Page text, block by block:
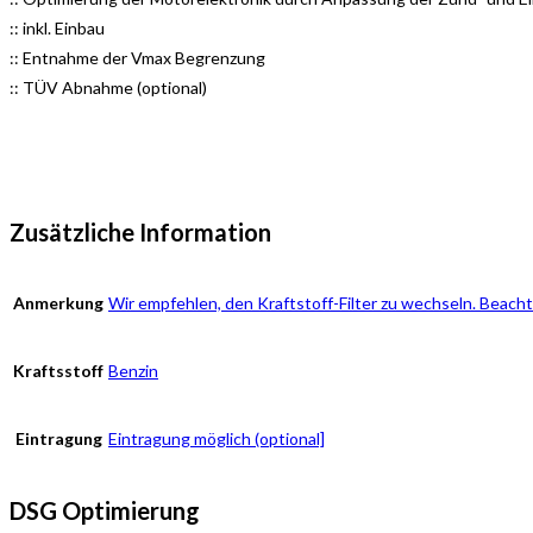
:: inkl. Einbau
:: Entnahme der Vmax Begrenzung
:: TÜV Abnahme (optional)
Zusätzliche Information
Anmerkung Wir empfehlen, den Kraftstoff-Filter zu wechseln.
Kraftsstoff Benzin
Eintragung Eintragung möglich (optional]
DSG Optimierung